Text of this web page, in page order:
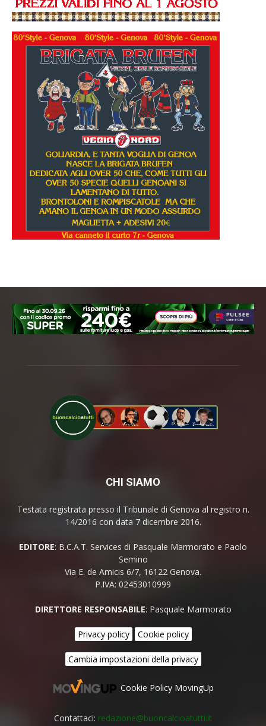
CHI SIAMO
Testata registrata presso il Tribunale di Genova al registro n.
14/2016 con data 7 dicembre 2016.
EDITORE: B.C.A.T. Services di Pasquale Marmorato e Paolo
Semino
Via E. de Amicis 6/7, 16122 Genova.
P.IVA: 02453010999
DIRETTORE RESPONSABILE: Pasquale Marmorato
Privacy policy Cookie policy
Cambia impostazioni della privacy
Cookie Policy MovingUp
Contattaci: redazione@buoncalcioatutti.it